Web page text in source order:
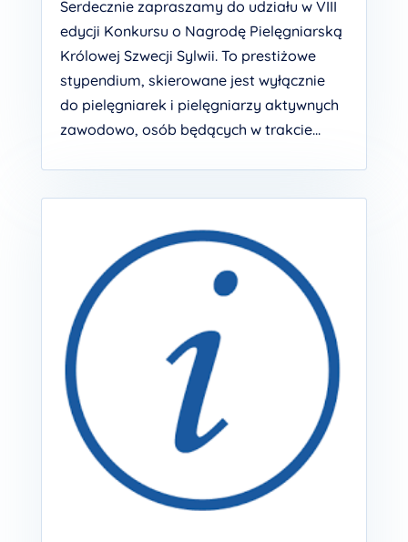
Serdecznie zapraszamy do udziału w VIII
edycji Konkursu o Nagrodę Pielęgniarską
Królowej Szwecji Sylwii. To prestiżowe
stypendium, skierowane jest wyłącznie
do pielęgniarek i pielęgniarzy aktywnych
zawodowo, osób będących w trakcie...